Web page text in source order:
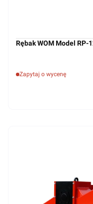
Rębak WOM Model RP-
Zapytaj o wycenę